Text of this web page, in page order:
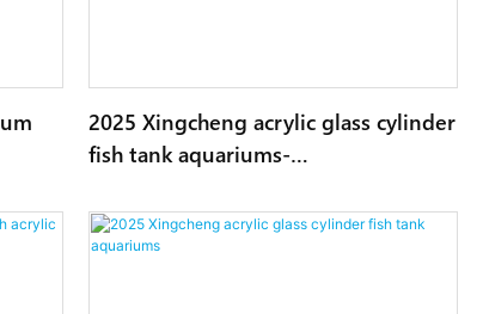
2025 Xingcheng acrylic glass cylinder
fish tank aquariums-